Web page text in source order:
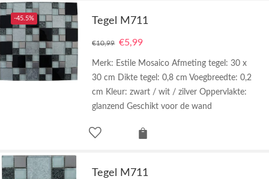
-45.5% Tegel M711
€10,99 €5,99
Merk: Estile Mosaico Afmeting tegel: 30 x
30 cm Dikte tegel: 0,8 cm Voegbreedte: 0,2
cm Kleur: zwart / wit / zilver Oppervlakte:
glanzend Geschikt voor de wand
Tegel M711